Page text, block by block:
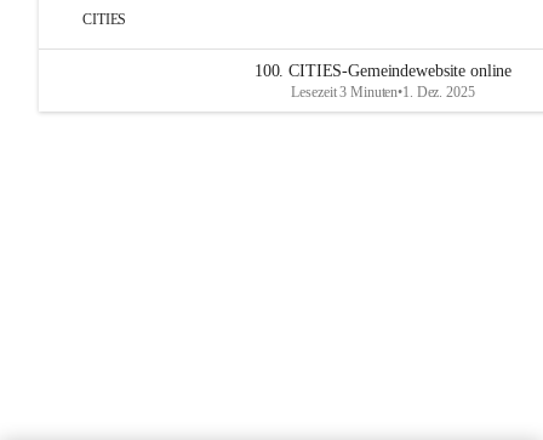
CITIES
100. CITIES-Gemeindewebsite online
Lesezeit 3 Minuten•1. Dez. 2025